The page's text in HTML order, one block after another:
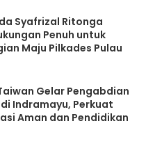
Syafrizal Ritonga
Penuh untuk
Maju Pilkades Pulau
Gelar Pengabdian
Indramayu, Perkuat
Aman dan Pendidikan